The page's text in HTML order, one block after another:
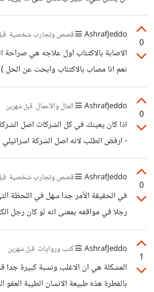
مستقل ماديا وانا في أونس مع عائلتي
0
AshrafJeddo قصص وتجارب شخصية
الاصابة بالاكتئاب اول علاجه هي صراحة
نعم انا مصاب بالاكتئاب وابحث عن الحل
لانها فهمت انها تغيرت من أجمل صورة
اخرى لا تشبهني سابقا .
العلاج
المعالج هذا سيؤدي الى ازاله الضبابية
لقبول ما هو جديد وايضا فحص
0
AshrafJeddo المال والأعمال قبل شهرين
اذا كان يعينك في كل الشركات اصل
- ارفض الطلب لانه اصل الشركة
مرت امامك ان اصل الشركة اسرائيلي
مشاركات الاصول هي اسرائيلية ولن
روتشيلد
0
AshrafJeddo قصص وتجارب شخصية
في الحقيقة الأمر جدا سهل في اللحظة
رجلا في مواقفه بمعنى انه لو كان رجل
عاش في غرفة مشتركة سيعرف كيف
المعاملة واحترام المعاملة إما اذا كان من
بطبقه بدون رأي ) حتى لو عاشت على القمر
1
AshrafJeddo كتب وروايات قبل شهرين
المشكلة هي ان الاغلب ونسبة كبيرة جدا
بالفطرة هذه طبيعة الانسان الطيبة